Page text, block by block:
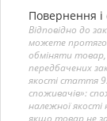
Повернення і
Відповідно до
можете
обміняти товар,
передбачених
якості стаття
споживачів»:
належної якості
якщо товар не